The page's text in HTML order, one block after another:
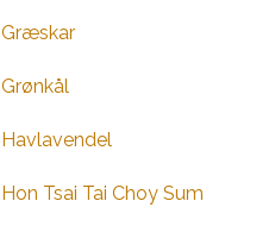
Græskar
Grønkål
Havlavendel
Hon Tsai Tai Choy Sum